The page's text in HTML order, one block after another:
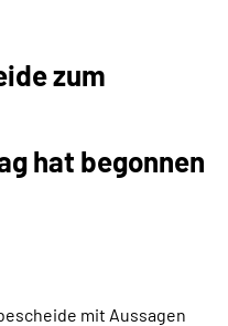
zum
hat begonnen
mit Aussagen